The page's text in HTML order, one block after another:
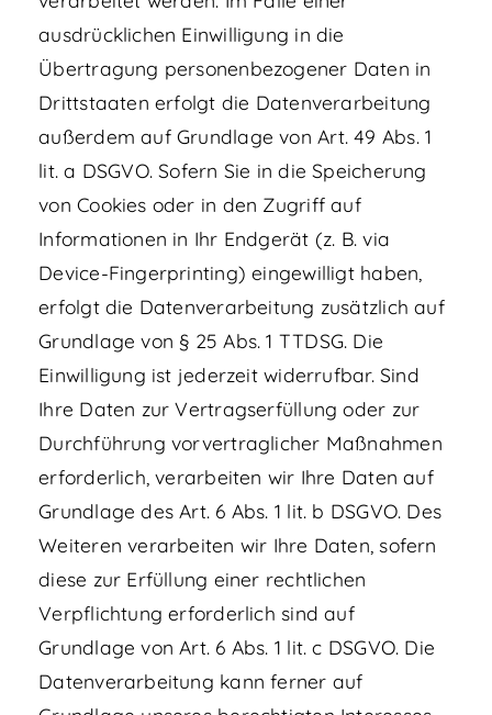
ausdrücklichen Einwilligung in die
Übertragung personenbezogener Daten in
Drittstaaten erfolgt die Datenverarbeitung
außerdem auf Grundlage von Art. 49 Abs. 1
lit. a DSGVO. Sofern Sie in die Speicherung
von Cookies oder in den Zugriff auf
Informationen in Ihr Endgerät (z. B. via
Device-Fingerprinting) eingewilligt haben,
erfolgt die Datenverarbeitung zusätzlich auf
Grundlage von § 25 Abs. 1 TTDSG. Die
Einwilligung ist jederzeit widerrufbar. Sind
Ihre Daten zur Vertragserfüllung oder zur
Durchführung vorvertraglicher Maßnahmen
erforderlich, verarbeiten wir Ihre Daten auf
Grundlage des Art. 6 Abs. 1 lit. b DSGVO. Des
Weiteren verarbeiten wir Ihre Daten, sofern
diese zur Erfüllung einer rechtlichen
Verpflichtung erforderlich sind auf
Grundlage von Art. 6 Abs. 1 lit. c DSGVO. Die
Datenverarbeitung kann ferner auf